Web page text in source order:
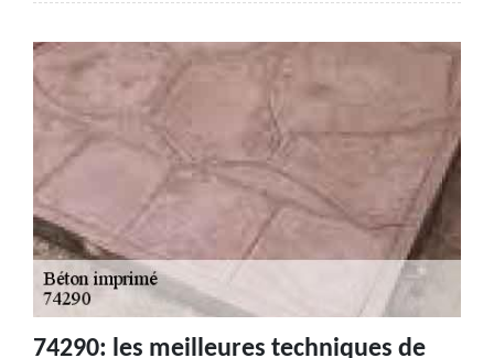
74290: les meilleures techniques de